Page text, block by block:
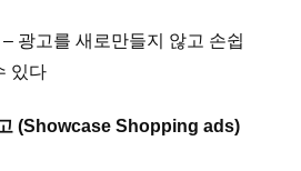
광고를 새로만들지 않고 손쉽
있다
(Showcase Shopping ads)